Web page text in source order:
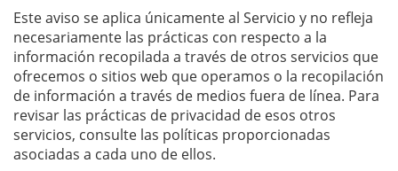
Este aviso se aplica únicamente al Servicio y no refleja
necesariamente las prácticas con respecto a la
información recopilada a través de otros servicios que
ofrecemos o sitios web que operamos o la recopilación
de información a través de medios fuera de línea. Para
revisar las prácticas de privacidad de esos otros
servicios, consulte las políticas proporcionadas
asociadas a cada uno de ellos.